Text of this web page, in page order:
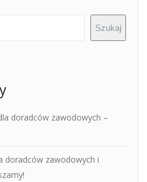
Szukaj
doradców zawodowych –
doradców zawodowych i